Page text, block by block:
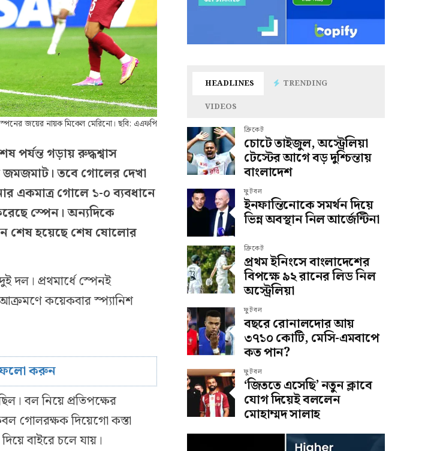
জয়ের নায়ক মিকেল মেরিনো। ছবি: এএফপি
পর্যন্ত গড়ায় রুদ্ধশ্বাস
জমজমাট। তবে গোলের দেখা
একমাত্র গোলে ১-০ ব্যবধানে
স্পেন। অন্যদিকে
শেষ হয়েছে শেষ ষোলোর
প্রথমার্ধে স্পেনই
কয়েকবার স্প্যানিশ
ফলো করুন
বল নিয়ে প্রতিপক্ষের
গোলরক্ষক দিয়েগো কস্তা
বাইরে চলে যায়।
HEADLINES
TRENDING
VIDEOS
ক্রিকেট
চোটে তাইজুল, অস্ট্রেলিয়া
টেস্টের আগে বড় দুশ্চিন্তায়
বাংলাদেশ
ফুটবল
ইনফান্তিনোকে সমর্থন দিয়ে
ভিন্ন অবস্থান নিল আর্জেন্টিনা
ক্রিকেট
প্রথম ইনিংসে বাংলাদেশের
বিপক্ষে ৯২ রানের লিড নিল
অস্ট্রেলিয়া
ফুটবল
বছরে রোনালদোর আয়
৩৭১০ কোটি, মেসি-এমবাপে
কত পান?
ফুটবল
‘জিততে এসেছি’ নতুন ক্লাবে
যোগ দিয়েই বললেন
মোহাম্মদ সালাহ